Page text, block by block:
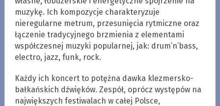
muzykę. Ich kompozycje charakteryzuje
nieregularne metrum, przesunięcia rytmiczne oraz
łączenie tradycyjnego brzmienia z elementami
współczesnej muzyki popularnej, jak: drum’n’bass,
electro, jazz, funk, rock.
Każdy ich koncert to potężna dawka klezmersko-
bałkańskich dźwięków. Zespół, oprócz występów na
największych festiwalach w całej Polsce,